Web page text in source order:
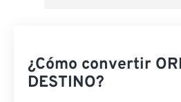
¿Cómo convertir
DESTINO?